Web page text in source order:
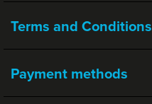
Terms and Conditions
Payment methods